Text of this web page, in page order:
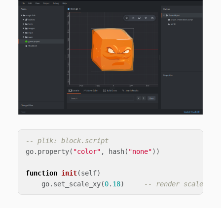
-- plik: block.script
go. property( "color" , hash( "none"))
function init(self)
go. set_scale_xy(0. 18) -- render scaled